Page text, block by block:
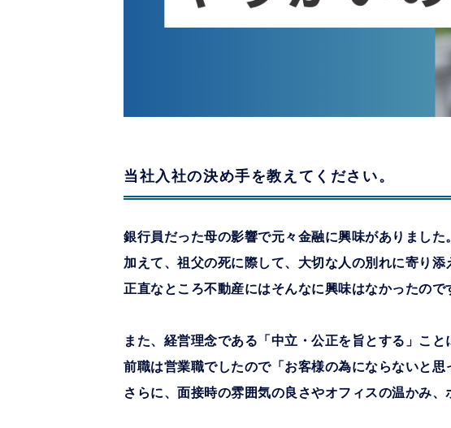
当社入社の決め手を教えてください。
銀行員だった母の影響で元々金融に興味がありました。
加えて、祖父の死に際して、大切な人の別れに寄り添
正直なところ不動産にはそんなに興味はなかったので
また、経営理念である「中立・公正を旨とする」こ
前職は営業職でしたので「お客様の為にならないと
さらに、面接時の雰囲気の良さやオフィスの温かみ